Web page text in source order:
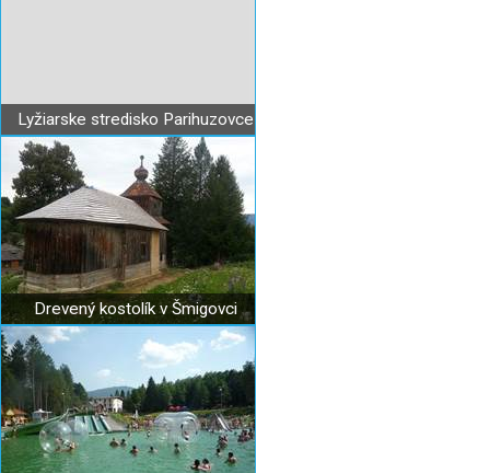
Lyžiarske stredisko Parihuzovce
Drevený kostolík v Šmigovci